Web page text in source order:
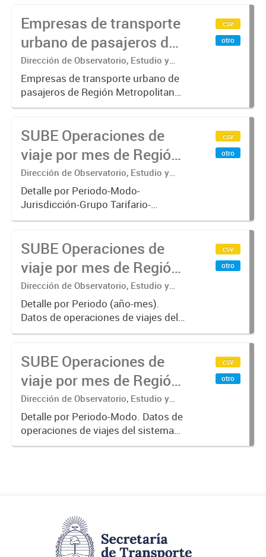
metro y colectivos. Empresas que
operan con SUBE .-
Empresas de transporte
urbano de pasajeros de
Región Metropolitana de
Buenos Aires - SUBE
Dirección de Observatorio, Estudio y
Sistemas – Ministerio de Transporte
Empresas de transporte urbano de
pasajeros de Región Metropolitana
de Buenos Aires incluyendo trenes,
Empresas que operan con
SUBE_x000D_ .-
csv
otro
SUBE Operaciones de
viaje por mes de Región
Metropolitana de
Buenos Aires, agregado
Dirección de Observatorio, Estudio y
Sistemas – Ministerio de Transporte
Detalle por Periodo-Modo-
Jurisdicción-Grupo Tarifario-
Empresa-Línea. Datos de
único de boleto electrónico(SUBE)
para el periodo registrado desde
01/01/2013 hasta...
csv
otro
SUBE Operaciones de
viaje por mes de Región
Metropolitana de
Buenos Aires, agregado
por Mes
Dirección de Observatorio, Estudio y
Sistemas – Ministerio de Transporte
Detalle por Periodo (año-mes).
Datos de operaciones de viajes del
sistema único de boleto
registrado desde 01/01/2013 hasta
31/10/2019 para líneas de
transporte...
csv
otro
SUBE Operaciones de
viaje por mes de Región
Metropolitana de
Buenos Aires, agregado
por Periodo-Modo
Dirección de Observatorio, Estudio y
Sistemas – Ministerio de Transporte
Detalle por Periodo-Modo. Datos de
operaciones de viajes del sistema
único de boleto electrónico(SUBE)
csv
otro